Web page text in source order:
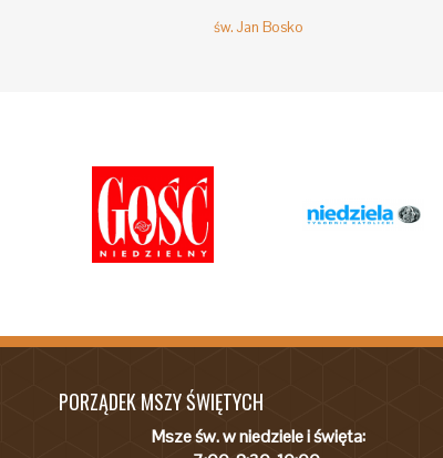
św. Jan Bosko
PORZĄDEK MSZY ŚWIĘTYCH
Msze św. w niedziele i święta: